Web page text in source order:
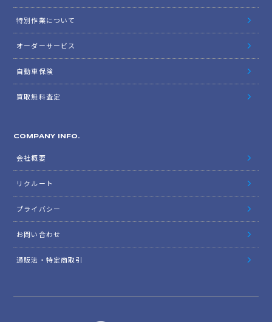
特別作業について
オーダーサービス
自動車保険
買取無料査定
COMPANY INFO.
会社概要
リクルート
プライバシー
お問い合わせ
通販法・特定商取引